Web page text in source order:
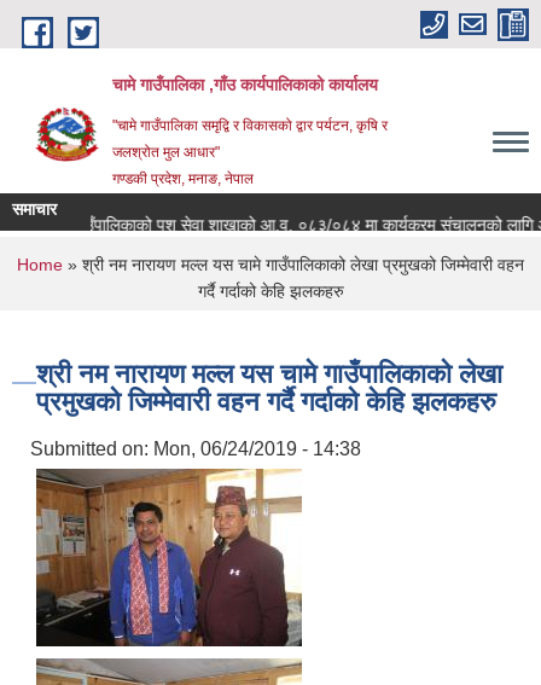
Skip to main content
चामे गाउँपालिका ,गाँउ कार्यपालिकाको कार्यालय
"चामे गाउँपालिका समृद्वि र विकासको द्वार पर्यटन, कृषि र
जलश्रोत मुल आधार"
गण्डकी प्रदेश, मनाङ, नेपाल
समाचार
चामे गाउँपालिकाको पशु सेवा शाखाको आ.व. ०८३/०८४ मा कार्यक्रम संचालनको लागि आवेदन
You are here
Home » श्री नम नारायण मल्ल यस चामे गाउँपालिकाको लेखा प्रमुखको जिम्मेवारी वहन
गर्दै गर्दाको केहि झलकहरु
श्री नम नारायण मल्ल यस चामे गाउँपालिकाको लेखा
प्रमुखको जिम्मेवारी वहन गर्दै गर्दाको केहि झलकहरु
Submitted on: Mon, 06/24/2019 - 14:38